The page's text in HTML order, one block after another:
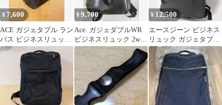
¥ 7,600
ACE ガジェタブル ラン
バス ビジネスリュック
62283 A4 PC 収納
¥9,700
Ace. ガジェダブルWR
ビジネスリュック 2way
55542
¥ 12,500
エースジーン ビジネス
リュック ガジェタブル
WR 収納 A4対応 2way
9L